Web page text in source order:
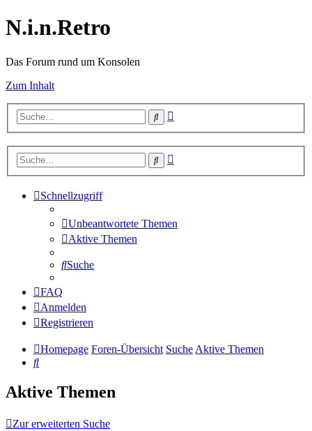
N.i.n.Retro
Das Forum rund um Konsolen
Zum Inhalt
Suche
Suche
Schnellzugriff
Unbeantwortete Themen
Aktive Themen
Suche
FAQ
Anmelden
Registrieren
Homepage Foren-Übersicht Suche Aktive Themen
Suche
Aktive Themen
Zur erweiterten Suche